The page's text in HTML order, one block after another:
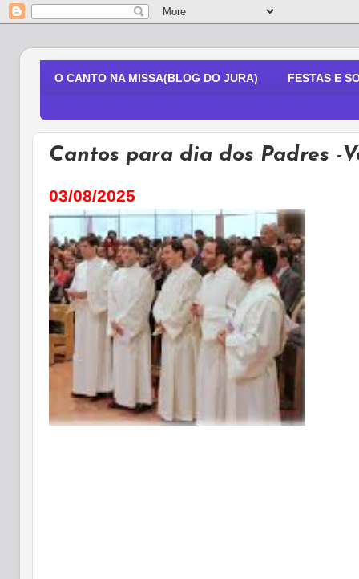
O CANTO NA MISSA(BLOG DO JURA) FESTAS E
Cantos para dia dos Padres -
03/08/2025